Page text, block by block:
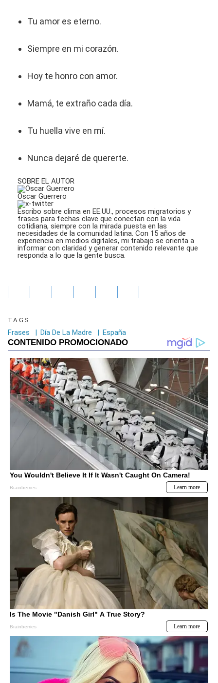
Tu amor es eterno.
Siempre en mi corazón.
Hoy te honro con amor.
Mamá, te extraño cada día.
Tu huella vive en mí.
Nunca dejaré de quererte.
SOBRE EL AUTOR
Oscar Guerrero
Escribo sobre clima en EE.UU., procesos migratorios y
frases para fechas clave que conectan con la vida
cotidiana, siempre con la mirada puesta en las
necesidades de la comunidad latina. Con 15 años de
experiencia en medios digitales, mi trabajo se orienta a
informar con claridad y generar contenido relevante que
responda a lo que la gente busca.
TAGS
Frases | Día De La Madre | España